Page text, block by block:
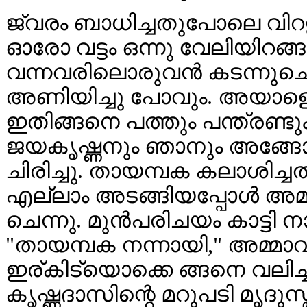
ജ്വരം ബാധിച്ചതുപോലെ
ഓരോ വട്ടം ഒന്നു
വന്നവരിലൊരുവൻ
അണിയിച്ചു പോവും. അയാളെ
ഇതിങ്ങനെ പത്തും
ജയകൃഷ്ണനും ഞാനും
ചിരിച്ചു. തായമ്പക
എല്ലാം അടങ്ങിയപ്പോൾ
ചെന്നു. മുൻപരിചയം കാട്ടി
"തായമ്പക നന്നായി,"
ഇര്കിട്യൊക്കെ ങ്ങനെ
കൃഷ്ണദാസിന്റെ മറുപടി